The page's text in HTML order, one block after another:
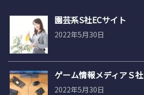
園芸系S社ECサイト
2022年5月30日
ゲーム情報メディアＳ社
2022年5月30日